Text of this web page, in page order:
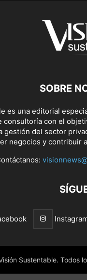
SOBRE
es una editorial
consultoría con el
gestión del sector
negocios y contribuir
Sustentable. Todos